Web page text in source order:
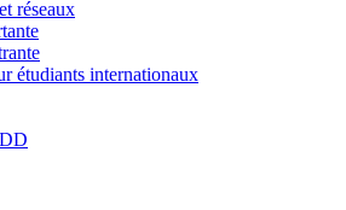
réseaux
étudiants internationaux